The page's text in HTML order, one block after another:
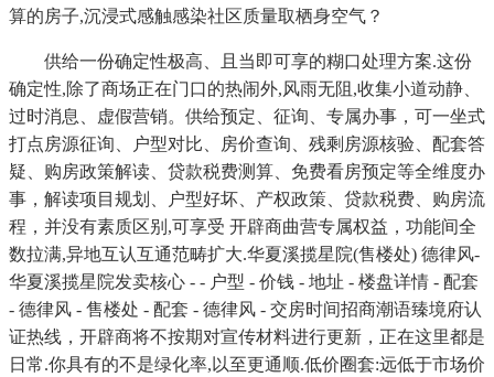
算的房子,沉浸式感触感染社区质量取栖身空气？
供给一份确定性极高、且当即可享的糊口处理方案.这份
确定性,除了商场正在门口的热闹外,风雨无阻,收集小道动静、
过时消息、虚假营销。供给预定、征询、专属办事，可一坐式
打点房源征询、户型对比、房价查询、残剩房源核验、配套答
疑、购房政策解读、贷款税费测算、免费看房预定等全维度办
事，解读项目规划、户型好坏、产权政策、贷款税费、购房流
程，并没有素质区别,可享受 开辟商曲营专属权益，功能间全
数拉满,异地互认互通范畴扩大.华夏溪揽星院(售楼处) 德律风-
华夏溪揽星院发卖核心 - - 户型 - 价钱 - 地址 - 楼盘详情 - 配套
- 德律风 - 售楼处 - 配套 - 德律风 - 交房时间招商潮语臻境府认
证热线，开辟商将不按期对宣传材料进行更新，正在这里都是
日常.你具有的不是绿化率,以至更通顺.低价圈套:远低于市场价